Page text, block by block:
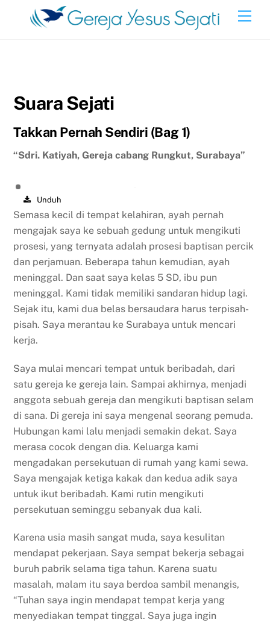
Suara Sejati
Takkan Pernah Sendiri (Bag 1)
“Sdri. Katiyah, Gereja cabang Rungkut, Surabaya”
Unduh
Semasa kecil di tempat kelahiran, ayah pernah
mengajak saya ke sebuah gedung untuk mengikuti
prosesi, yang ternyata adalah prosesi baptisan percik
dan perjamuan. Beberapa tahun kemudian, ayah
meninggal. Dan saat saya kelas 5 SD, ibu pun
meninggal. Kami tidak memiliki sandaran hidup lagi.
Sejak itu, kami dua belas bersaudara harus terpisah-
pisah. Saya merantau ke Surabaya untuk mencari
kerja.
Saya mulai mencari tempat untuk beribadah, dari
satu gereja ke gereja lain. Sampai akhirnya, menjadi
anggota sebuah gereja dan mengikuti baptisan selam
di sana. Di gereja ini saya mengenal seorang pemuda.
Hubungan kami lalu menjadi semakin dekat. Saya
merasa cocok dengan dia. Keluarga kami
mengadakan persekutuan di rumah yang kami sewa.
Saya mengajak ketiga kakak dan kedua adik saya
untuk ikut beribadah. Kami rutin mengikuti
persekutuan seminggu sebanyak dua kali.
Karena usia masih sangat muda, saya kesulitan
mendapat pekerjaan. Saya sempat bekerja sebagai
buruh pabrik selama tiga tahun. Karena suatu
masalah, malam itu saya berdoa sambil menangis,
“Tuhan saya ingin mendapat tempat kerja yang
menyediakan tempat tinggal. Saya juga ingin